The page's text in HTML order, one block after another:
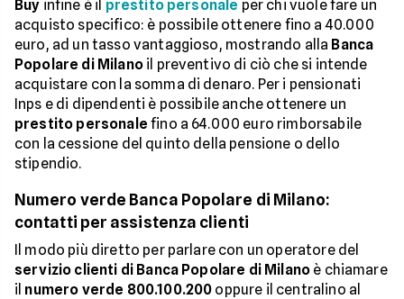
Buy infine è il prestito personale per chi vuole fare un
acquisto specifico: è possibile ottenere fino a 40.000
euro, ad un tasso vantaggioso, mostrando alla Banca
Popolare di Milanoil preventivo di ciò che si intende
acquistare con la somma di denaro. Per i pensionati
Inps e di dipendenti è possibile anche ottenere un
prestito personale fino a 64.000 euro rimborsabile
con la cessione del quinto della pensione o dello
stipendio.
Numero verde Banca Popolare di Milano:
contatti per assistenza clienti
Il modo più diretto per parlare con un operatore del
servizio clienti di Banca Popolare di Milano è chiamare
il numero verde 800.100.200 oppure il centralino al